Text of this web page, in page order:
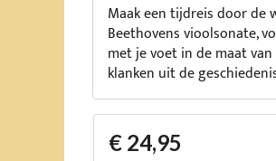
Maak een tijdreis door de
Beethovens vioolsonate,
met je voet in de maat
klanken uit de
€ 24,95